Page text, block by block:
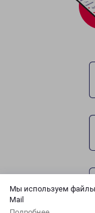
Мы используем файлы
Mail